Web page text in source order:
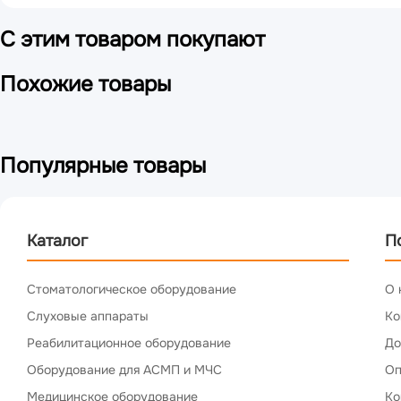
С этим товаром покупают
Похожие товары
Популярные товары
Каталог
Стоматологическое оборудование
Слуховые аппараты
Реабилитационное оборудование
Оборудование для АСМП и МЧС
Медицинское оборудование
О